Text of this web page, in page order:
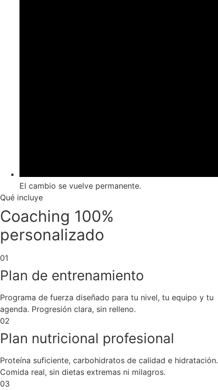
El cambio se vuelve permanente.
Qué incluye
Coaching 100%
personalizado
01
Plan de entrenamiento
Programa de fuerza diseñado para tu nivel, tu equipo y tu
agenda. Progresión clara, sin relleno.
02
Plan nutricional profesional
Proteína suficiente, carbohidratos de calidad e hidratación.
Comida real, sin dietas extremas ni milagros.
03